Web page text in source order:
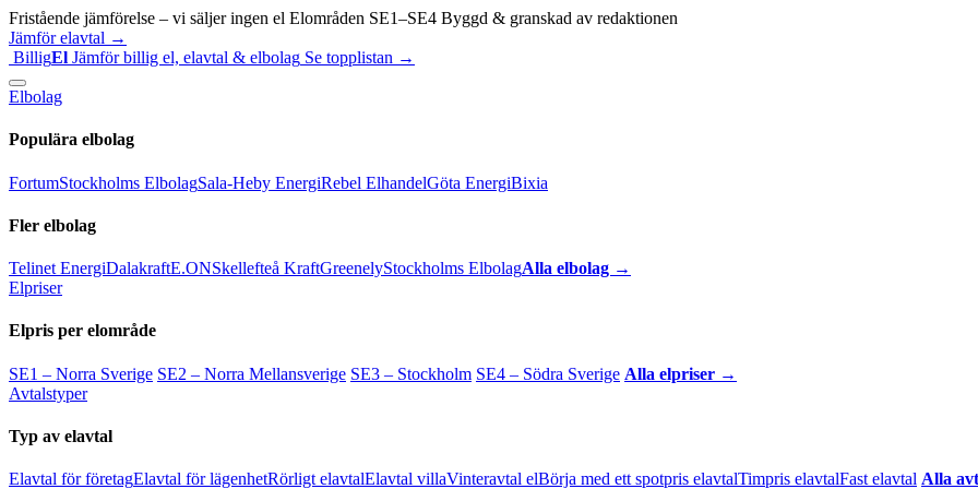
Fristående jämförelse – vi säljer ingen el Elområden SE1–SE4 Byggd & granskad av redaktionen
Jämför elavtal →
BilligEl Jämför billig el, elavtal & elbolag Se topplistan →
Elbolag
Populära elbolag
FortumStockholms ElbolagSala-Heby EnergiRebel ElhandelGöta EnergiBixia
Fler elbolag
Telinet EnergiDalakraftE.ONSkellefteå KraftGreenelyStockholms ElbolagAlla elbolag →
Elpriser
Elpris per elområde
SE1 – Norra Sverige SE2 – Norra Mellansverige SE3 – Stockholm SE4 – Södra Sverige Alla elpriser →
Avtalstyper
Typ av elavtal
Elavtal för företagElavtal för lägenhetRörligt elavtalElavtal villaVinteravtal elBörja med ett spotpris elavtalTimpris elavtalFast elavtal Alla